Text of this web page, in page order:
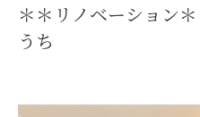
＊＊リノベーション
うち